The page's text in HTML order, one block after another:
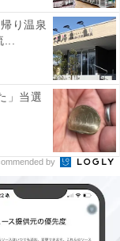
り温泉
」当選
by